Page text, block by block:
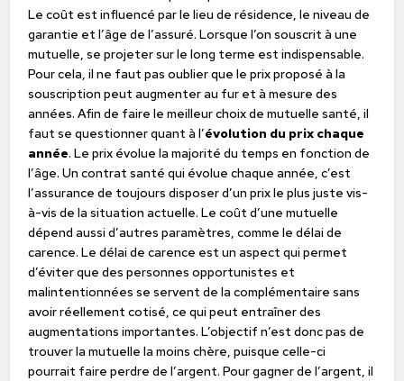
Le coût est influencé par le lieu de résidence, le niveau de
garantie et l’âge de l’assuré. Lorsque l’on souscrit à une
mutuelle, se projeter sur le long terme est indispensable.
Pour cela, il ne faut pas oublier que le prix proposé à la
souscription peut augmenter au fur et à mesure des
années. Afin de faire le meilleur choix de mutuelle santé, il
faut se questionner quant à l’évolution du prix chaque
année. Le prix évolue la majorité du temps en fonction de
l’âge. Un contrat santé qui évolue chaque année, c’est
l’assurance de toujours disposer d’un prix le plus juste vis-
à-vis de la situation actuelle. Le coût d’une mutuelle
dépend aussi d’autres paramètres, comme le délai de
carence. Le délai de carence est un aspect qui permet
d’éviter que des personnes opportunistes et
malintentionnées se servent de la complémentaire sans
avoir réellement cotisé, ce qui peut entraîner des
augmentations importantes. L’objectif n’est donc pas de
trouver la mutuelle la moins chère, puisque celle-ci
pourrait faire perdre de l’argent. Pour gagner de l’argent, il